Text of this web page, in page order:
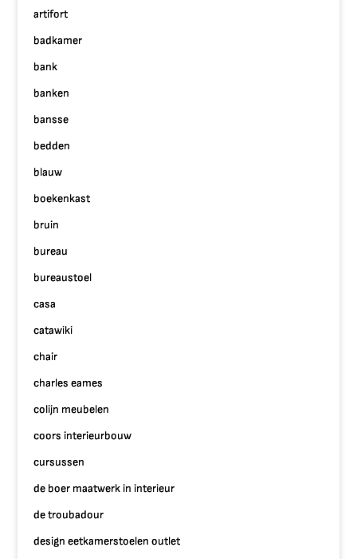
artifort
badkamer
bank
banken
bansse
bedden
blauw
boekenkast
bruin
bureau
bureaustoel
casa
catawiki
chair
charles eames
colijn meubelen
coors interieurbouw
cursussen
de boer maatwerk in interieur
de troubadour
design eetkamerstoelen outlet